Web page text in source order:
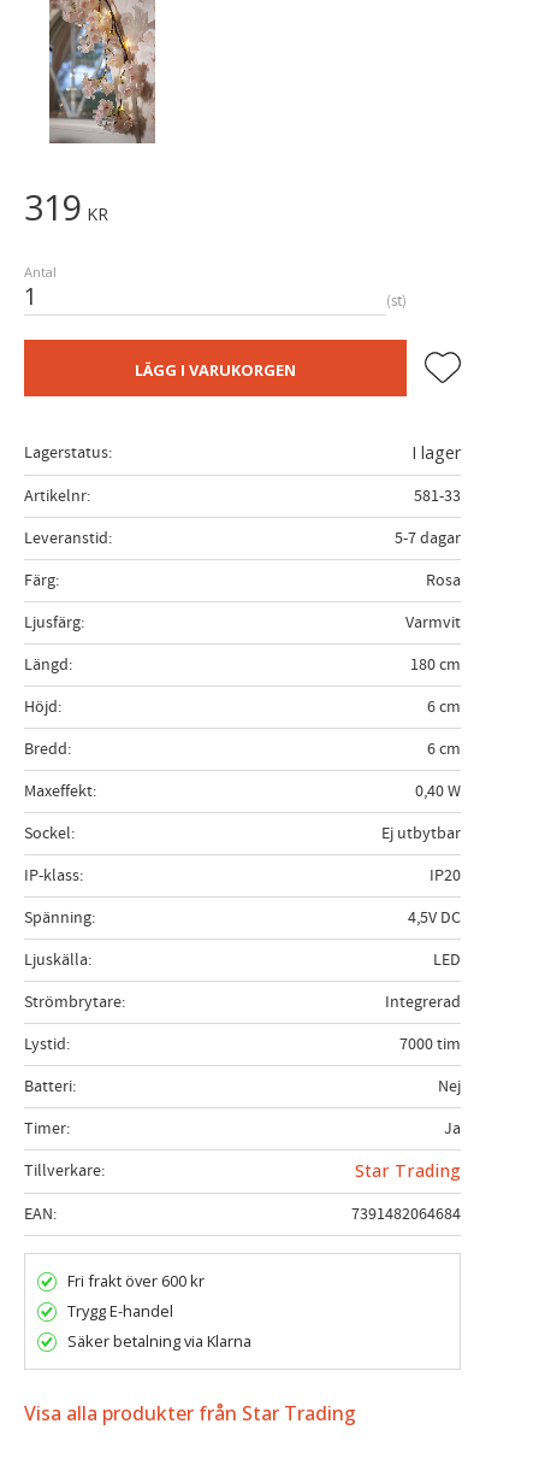
319 KR
Antal
st
LÄGG I VARUKORGEN Lägg till i
Lagerstatus
I lager
Artikelnr
581-33
Leveranstid
5-7 dagar
Färg
Rosa
Ljusfärg
Varmvit
Längd
180 cm
Höjd
6 cm
Bredd
6 cm
Maxeffekt
0,40 W
Sockel
Ej utbytbar
IP-klass
IP20
Spänning
4,5V DC
Ljuskälla
LED
Strömbrytare
Integrerad
Lystid
7000 tim
Batteri
Nej
Timer
Ja
Tillverkare
Star Trading
EAN
7391482064684
Fri frakt över 600 kr
Trygg E-handel
Säker betalning via Klarna
Visa alla produkter från Star Trading